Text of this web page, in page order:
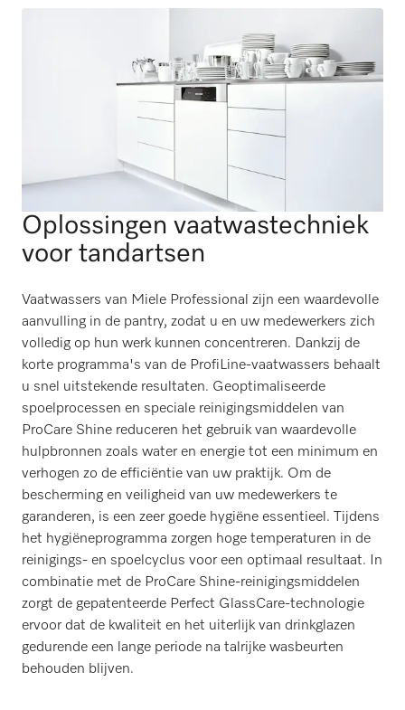
Oplossingen vaatwastechniek
voor tandartsen
Vaatwassers van Miele Professional zijn een waardevolle
aanvulling in de pantry, zodat u en uw medewerkers zich
volledig op hun werk kunnen concentreren. Dankzij de
korte programma's van de ProfiLine-vaatwassers behaalt
u snel uitstekende resultaten. Geoptimaliseerde
spoelprocessen en speciale reinigingsmiddelen van
ProCare Shine reduceren het gebruik van waardevolle
hulpbronnen zoals water en energie tot een minimum en
verhogen zo de efficiëntie van uw praktijk. Om de
bescherming en veiligheid van uw medewerkers te
garanderen, is een zeer goede hygiëne essentieel. Tijdens
het hygiëneprogramma zorgen hoge temperaturen in de
reinigings- en spoelcyclus voor een optimaal resultaat. In
combinatie met de ProCare Shine-reinigingsmiddelen
zorgt de gepatenteerde Perfect GlassCare-technologie
ervoor dat de kwaliteit en het uiterlijk van drinkglazen
gedurende een lange periode na talrijke wasbeurten
behouden blijven.